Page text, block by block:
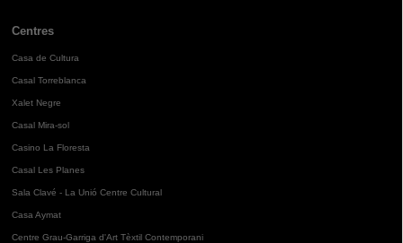
Centres
Casa de Cultura
Casal Torreblanca
Xalet Negre
Casal Mira-sol
Casino La Floresta
Casal Les Planes
Sala Clavé - La Unió Centre Cultural
Casa Aymat
Centre Grau-Garriga d'Art Tèxtil Contemporani